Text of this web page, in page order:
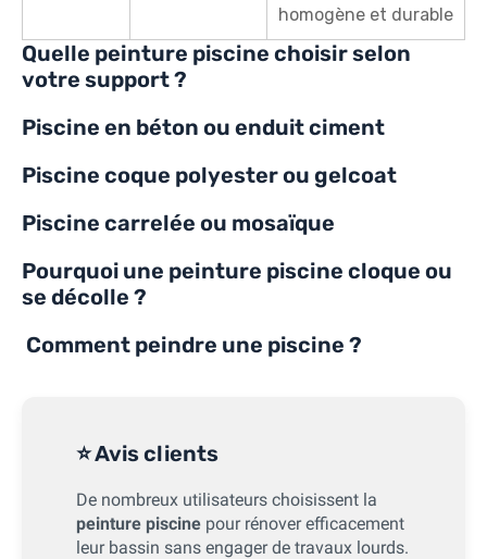
homogène et durable
Quelle peinture piscine choisir selon
votre support ?
Piscine en béton ou enduit ciment
Piscine coque polyester ou gelcoat
Piscine carrelée ou mosaïque
Pourquoi une peinture piscine cloque ou
se décolle ?
Comment peindre une piscine ?
⭐ Avis clients
De nombreux utilisateurs choisissent la
peinture piscine pour rénover efficacement
leur bassin sans engager de travaux lourds.